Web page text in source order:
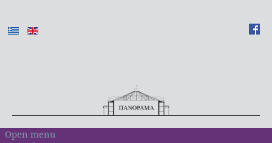
Open menu